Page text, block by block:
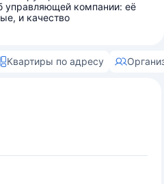
управляющей компании: её
и качество
Квартиры по адресу